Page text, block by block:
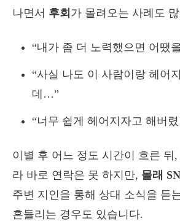
나면서 후회 가 몰려오는 사례도
“내가 좀 더 노력했으면 어땠
“사실 나도 이 사람이랑 헤어
데…”
“너무 쉽게 헤어지자고 해버렸
이별 후 어느 정도 시간이 흐른 뒤
라 바로 연락은 못 하지만, 몰래
주변 지인을 통해 상대 소식을 듣
흔들리는 경우도 있습니다.